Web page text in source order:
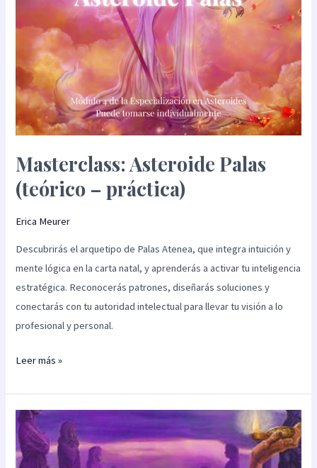
Masterclass: Asteroide Palas
(teórico – práctica)
Erica Meurer
Descubrirás el arquetipo de Palas Atenea, que integra intuición y
mente lógica en la carta natal, y aprenderás a activar tu inteligencia
estratégica. Reconocerás patrones, diseñarás soluciones y
conectarás con tu autoridad intelectual para llevar tu visión a lo
profesional y personal.
Leer más »
Masterclass:
Asteroide
Vesta